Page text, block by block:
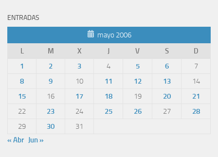
ENTRADAS
mayo 2006
L
M X J V S
D
1
2 3 4 5 6
7
8
9 10 11 12 13
14
15
16 17 18 19 20
21
22
23 24 25 26 27
28
29
30
31
« Abr Jun »